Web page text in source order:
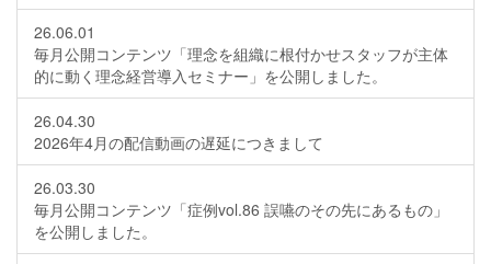
26.06.01
毎月公開コンテンツ「理念を組織に根付かせスタッフが主体
的に動く理念経営導入セミナー」を公開しました。
26.04.30
2026年4月の配信動画の遅延につきまして
26.03.30
毎月公開コンテンツ「症例vol.86 誤嚥のその先にあるもの」
を公開しました。